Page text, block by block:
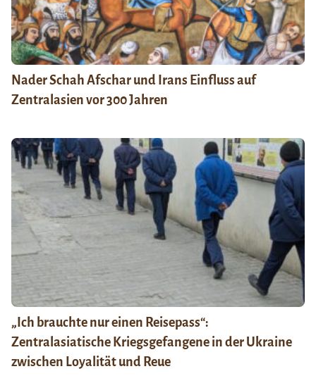
Nader Schah Afschar und Irans Einfluss auf
Zentralasien vor 300 Jahren
„Ich brauchte nur einen Reisepass“:
Zentralasiatische Kriegsgefangene in der Ukraine
zwischen Loyalität und Reue